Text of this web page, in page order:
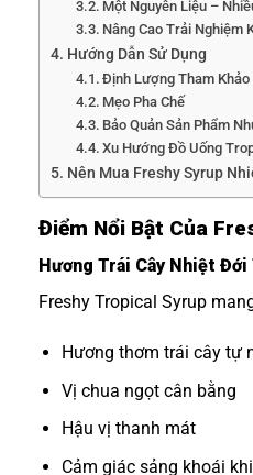
Một Nguyên Liệu –
Nâng Cao Trải Nghiệm
Hướng Dẫn Sử Dụng
Định Lượng Tham Khảo
Mẹo Pha Chế
Bảo Quản Sản Phẩm
Xu Hướng Đồ Uống
Nên Mua Freshy Syrup
Điểm Nổi Bật Của
Hương Trái Cây Nhiệt
Freshy Tropical Syrup
Hương thơm trái cây tự
Vị chua ngọt cân bằng
Hậu vị thanh mát
Cảm giác sảng khoái